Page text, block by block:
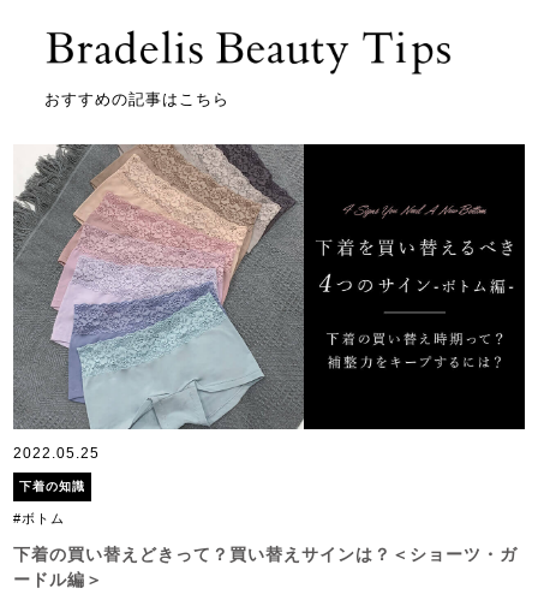
おすすめの記事はこちら
2022.05.25
下着の知識
#ボトム
下着の買い替えどきって？買い替えサインは？＜ショーツ・ガ
ードル編＞